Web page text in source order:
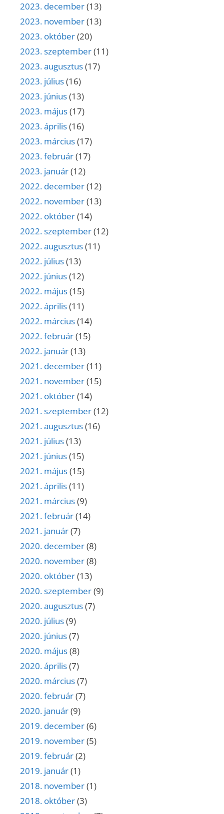
2023. december(13)
2023. november(13)
2023. október(20)
2023. szeptember(11)
2023. augusztus(17)
2023. július(16)
2023. június(13)
2023. május(17)
2023. április(16)
2023. március(17)
2023. február(17)
2023. január(12)
2022. december(12)
2022. november(13)
2022. október(14)
2022. szeptember(12)
2022. augusztus(11)
2022. július(13)
2022. június(12)
2022. május(15)
2022. április(11)
2022. március(14)
2022. február(15)
2022. január(13)
2021. december(11)
2021. november(15)
2021. október(14)
2021. szeptember(12)
2021. augusztus(16)
2021. július(13)
2021. június(15)
2021. május(15)
2021. április(11)
2021. március(9)
2021. február(14)
2021. január(7)
2020. december(8)
2020. november(8)
2020. október(13)
2020. szeptember(9)
2020. augusztus(7)
2020. július(9)
2020. június(7)
2020. május(8)
2020. április(7)
2020. március(7)
2020. február(7)
2020. január(9)
2019. december(6)
2019. november(5)
2019. február(2)
2019. január(1)
2018. november(1)
2018. október(3)